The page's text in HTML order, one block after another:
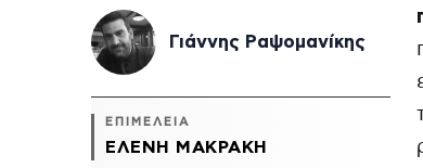
Γιάννης Ραψομανίκης
ΕΠΙΜΕΛΕΙΑ
ΕΛΈΝΗ ΜΑΚΡΆΚΗ